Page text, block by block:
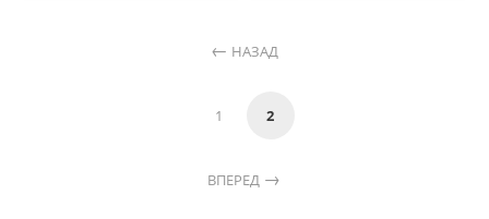
НАЗАД
1 2
ВПЕРЕД